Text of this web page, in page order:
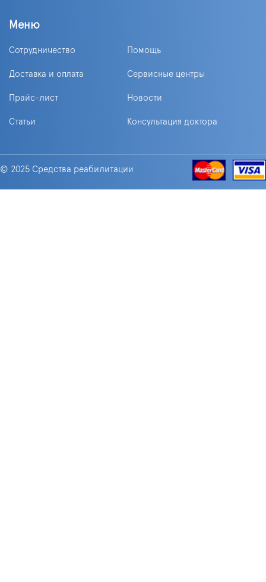
Меню
Сотрудничество Помощь
Доставка и оплата Сервисные центры
Прайс-лист Новости
Статьи Консультация доктора
© 2025 Средства реабилитации